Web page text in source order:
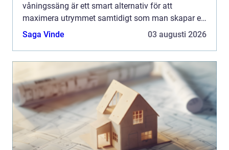
våningssäng är ett smart alternativ för att
maximera utrymmet samtidigt som man skapar en
praktisk och stilren sovplat...
Saga Vinde 03 augusti 2026